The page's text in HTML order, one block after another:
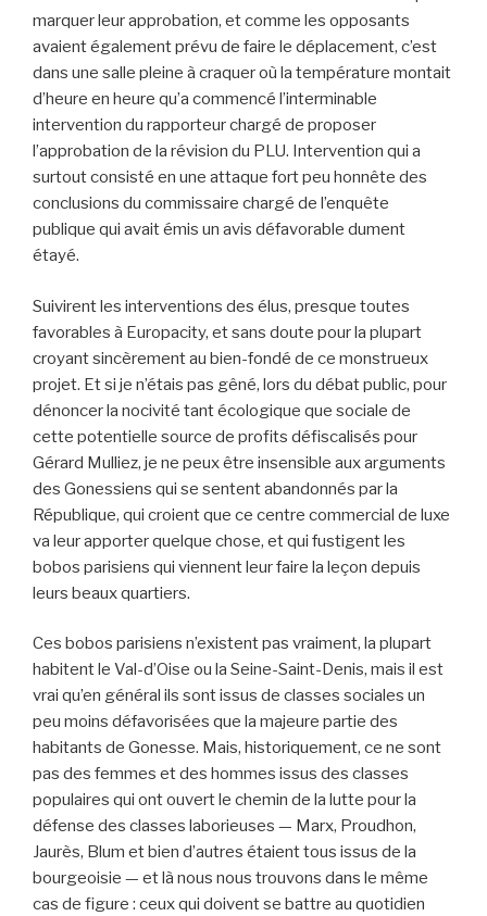
marquer leur approbation, et comme les opposants
avaient également prévu de faire le déplacement, c’est
dans une salle pleine à craquer où la température montait
d’heure en heure qu’a commencé l’interminable
intervention du rapporteur chargé de proposer
l’approbation de la révision du PLU. Intervention qui a
surtout consisté en une attaque fort peu honnête des
conclusions du commissaire chargé de l’enquête
publique qui avait émis un avis défavorable dument
étayé.
Suivirent les interventions des élus, presque toutes
favorables à Europacity, et sans doute pour la plupart
croyant sincèrement au bien-fondé de ce monstrueux
projet. Et si je n’étais pas gêné, lors du débat public, pour
dénoncer la nocivité tant écologique que sociale de
cette potentielle source de profits défiscalisés pour
Gérard Mulliez, je ne peux être insensible aux arguments
des Gonessiens qui se sentent abandonnés par la
République, qui croient que ce centre commercial de luxe
va leur apporter quelque chose, et qui fustigent les
bobos parisiens qui viennent leur faire la leçon depuis
leurs beaux quartiers.
Ces bobos parisiens n’existent pas vraiment, la plupart
habitent le Val-d’Oise ou la Seine-Saint-Denis, mais il est
vrai qu’en général ils sont issus de classes sociales un
peu moins défavorisées que la majeure partie des
habitants de Gonesse. Mais, historiquement, ce ne sont
pas des femmes et des hommes issus des classes
populaires qui ont ouvert le chemin de la lutte pour la
défense des classes laborieuses — Marx, Proudhon,
Jaurès, Blum et bien d’autres étaient tous issus de la
bourgeoisie — et là nous nous trouvons dans le même
cas de figure : ceux qui doivent se battre au quotidien